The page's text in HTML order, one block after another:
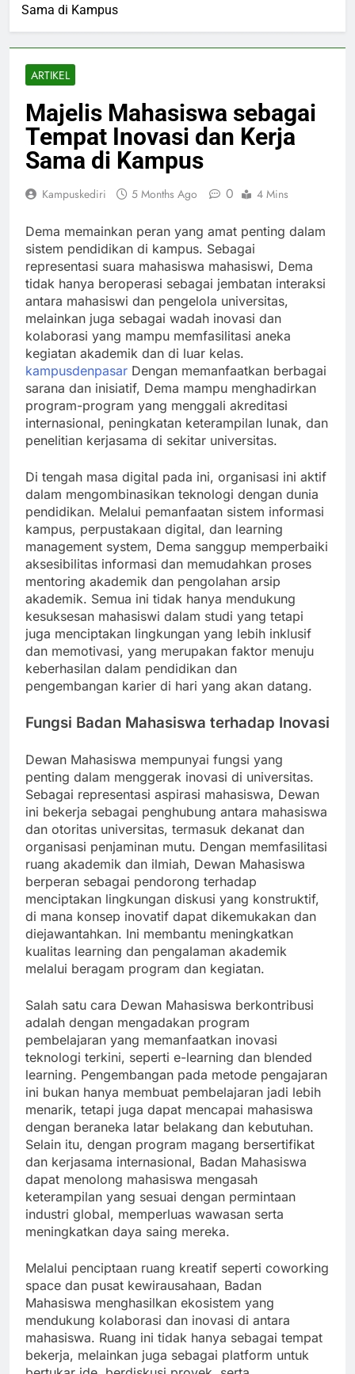
Sama di Kampus
ARTIKEL
Majelis Mahasiswa sebagai
Tempat Inovasi dan Kerja
Sama di Kampus
Kampuskediri 5 Months Ago 0 4 Mins
Dema memainkan peran yang amat penting dalam
sistem pendidikan di kampus. Sebagai
representasi suara mahasiswa mahasiswi, Dema
tidak hanya beroperasi sebagai jembatan interaksi
antara mahasiswi dan pengelola universitas,
melainkan juga sebagai wadah inovasi dan
kolaborasi yang mampu memfasilitasi aneka
kegiatan akademik dan di luar kelas.
kampusdenpasar Dengan memanfaatkan berbagai
sarana dan inisiatif, Dema mampu menghadirkan
program-program yang menggali akreditasi
internasional, peningkatan keterampilan lunak, dan
penelitian kerjasama di sekitar universitas.
Di tengah masa digital pada ini, organisasi ini aktif
dalam mengombinasikan teknologi dengan dunia
pendidikan. Melalui pemanfaatan sistem informasi
kampus, perpustakaan digital, dan learning
management system, Dema sanggup memperbaiki
aksesibilitas informasi dan memudahkan proses
mentoring akademik dan pengolahan arsip
akademik. Semua ini tidak hanya mendukung
kesuksesan mahasiswi dalam studi yang tetapi
juga menciptakan lingkungan yang lebih inklusif
dan memotivasi, yang merupakan faktor menuju
keberhasilan dalam pendidikan dan
pengembangan karier di hari yang akan datang.
Fungsi Badan Mahasiswa terhadap Inovasi
Dewan Mahasiswa mempunyai fungsi yang
penting dalam menggerak inovasi di universitas.
Sebagai representasi aspirasi mahasiswa, Dewan
ini bekerja sebagai penghubung antara mahasiswa
dan otoritas universitas, termasuk dekanat dan
organisasi penjaminan mutu. Dengan memfasilitasi
ruang akademik dan ilmiah, Dewan Mahasiswa
berperan sebagai pendorong terhadap
menciptakan lingkungan diskusi yang konstruktif,
di mana konsep inovatif dapat dikemukakan dan
diejawantahkan. Ini membantu meningkatkan
kualitas learning dan pengalaman akademik
melalui beragam program dan kegiatan.
Salah satu cara Dewan Mahasiswa berkontribusi
adalah dengan mengadakan program
pembelajaran yang memanfaatkan inovasi
teknologi terkini, seperti e-learning dan blended
learning. Pengembangan pada metode pengajaran
ini bukan hanya membuat pembelajaran jadi lebih
menarik, tetapi juga dapat mencapai mahasiswa
dengan beraneka latar belakang dan kebutuhan.
Selain itu, dengan program magang bersertifikat
dan kerjasama internasional, Badan Mahasiswa
dapat menolong mahasiswa mengasah
keterampilan yang sesuai dengan permintaan
industri global, memperluas wawasan serta
meningkatkan daya saing mereka.
Melalui penciptaan ruang kreatif seperti coworking
space dan pusat kewirausahaan, Badan
Mahasiswa menghasilkan ekosistem yang
mendukung kolaborasi dan inovasi di antara
mahasiswa. Ruang ini tidak hanya sebagai tempat
bekerja, melainkan juga sebagai platform untuk